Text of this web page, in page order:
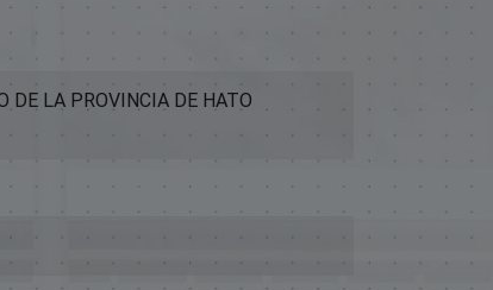
DE LA PROVINCIA DE HATO